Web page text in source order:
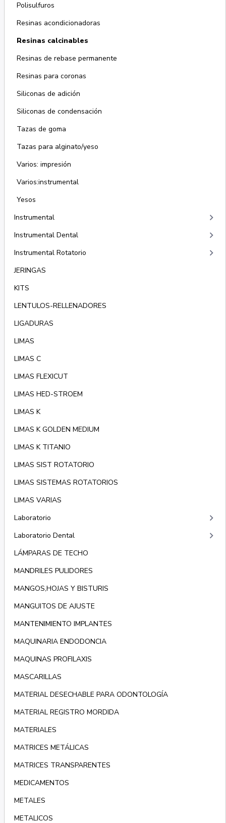
Polisulfuros
Resinas acondicionadoras
Resinas calcinables
Resinas de rebase permanente
Resinas para coronas
Siliconas de adición
Siliconas de condensación
Tazas de goma
Tazas para alginato/yeso
Varios: impresión
Varios:instrumental
Yesos
Instrumental
keyboard_arrow_right
Instrumental Dental keyboard_arrow_right
Instrumental Rotatorio keyboard_arrow_right
JERINGAS
KITS
LENTULOS-RELLENADORES
LIGADURAS
LIMAS
LIMAS C
LIMAS FLEXICUT
LIMAS HED-STROEM
LIMAS K
LIMAS K GOLDEN MEDIUM
LIMAS K TITANIO
LIMAS SIST ROTATORIO
LIMAS SISTEMAS ROTATORIOS
LIMAS VARIAS
Laboratorio
keyboard_arrow_right
Laboratorio Dental keyboard_arrow_right
LÁMPARAS DE TECHO
MANDRILES PULIDORES
MANGOS,HOJAS Y BISTURIS
MANGUITOS DE AJUSTE
MANTENIMIENTO IMPLANTES
MAQUINARIA ENDODONCIA
MAQUINAS PROFILAXIS
MASCARILLAS
MATERIAL DESECHABLE PARA ODONTOLOGÍA
MATERIAL REGISTRO MORDIDA
MATERIALES
MATRICES METÁLICAS
MATRICES TRANSPARENTES
MEDICAMENTOS
METALES
METALICOS